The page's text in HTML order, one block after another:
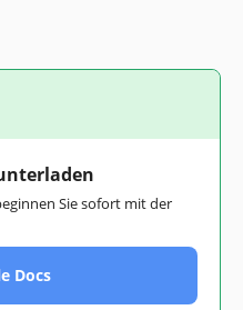
Sie sofort mit der
Docs